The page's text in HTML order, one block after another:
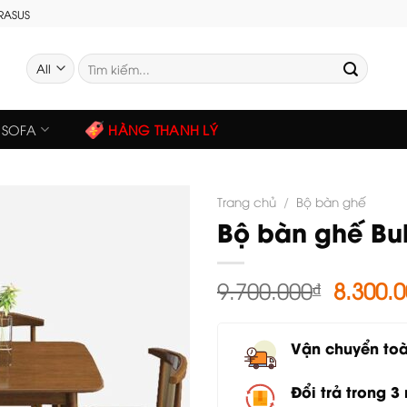
Tìm
kiếm:
SOFA HÀNG THANH LÝ
Trang chủ / Bộ bàn ghế
Bộ bàn ghế
9.700.000₫ Giá
gốc
Vận chuyển
Đổi trả trong 3